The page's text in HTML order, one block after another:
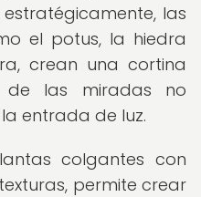
las
el potus, la hiedra
crean una cortina
de las miradas no
entrada de luz.
colgantes con
permite crear